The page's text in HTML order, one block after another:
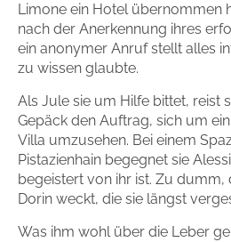
Limone ein Hotel übernommen
nach der Anerkennung ihres
ein anonymer Anruf stellt alles
zu wissen glaubte.
Als Jule sie um Hilfe bittet, reist
Gepäck den Auftrag, sich um
Villa umzusehen. Bei einem
Pistazienhain begegnet sie
begeistert von ihr ist. Zu dumm,
Dorin weckt, die sie längst
Was ihm wohl über die Leber